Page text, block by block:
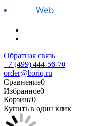
Обратная связь
+7 (499) 444-56-70
order@boriq.ru
Сравнение0
Избранное0
Корзина0
Купить в один клик